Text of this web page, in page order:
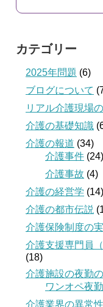
カテゴリー
2025年問題 (6)
ブログについて
リアル介護現場
介護の基礎知識
介護の報道 (34)
介護事件 (24)
介護事故 (4)
介護の経営学 (14)
介護の都市伝説
介護保険制度の
介護支援専門員
(18)
介護施設の夜勤
ワンオペ夜
介護業界の異常性